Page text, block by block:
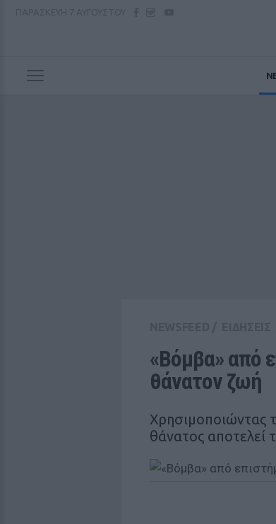
«Βόμβα» από
θάνατον ζωή
Χρησιμοποιώντας
θάνατος αποτελεί